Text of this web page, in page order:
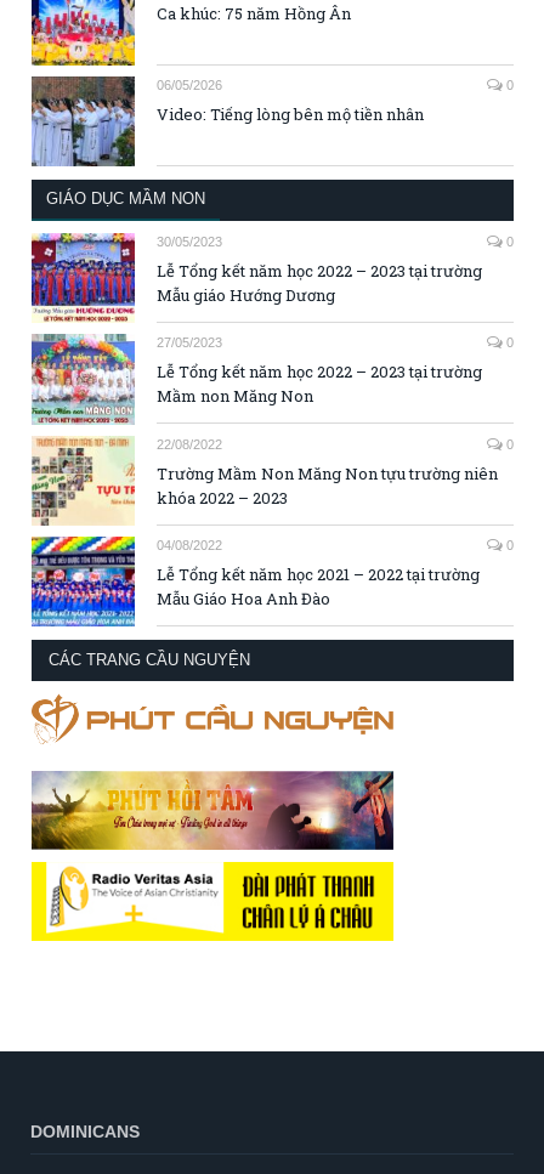
Ca khúc: 75 năm Hồng Ân
06/05/2026 0
Video: Tiếng lòng bên mộ tiền nhân
GIÁO DỤC MẦM NON
30/05/2023 0
Lễ Tổng kết năm học 2022 – 2023 tại trường
Mẫu giáo Hướng Dương
27/05/2023 0
Lễ Tổng kết năm học 2022 – 2023 tại trường
Mầm non Măng Non
22/08/2022 0
Trường Mầm Non Măng Non tựu trường niên
khóa 2022 – 2023
04/08/2022 0
Lễ Tổng kết năm học 2021 – 2022 tại trường
Mẫu Giáo Hoa Anh Đào
CÁC TRANG CẦU NGUYỆN
DOMINICANS